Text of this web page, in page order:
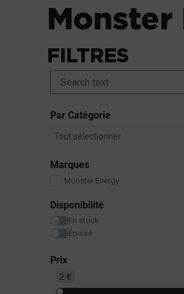
Monster
FILTRES
Par Catégorie
Tout sélectionner
Marques
Monster Energy
Disponibilité
En stock
Épuisé
Prix
2 €